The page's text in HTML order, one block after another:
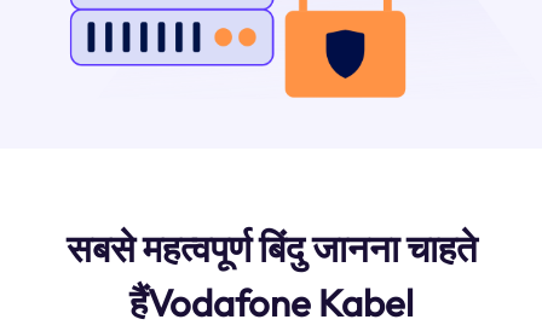
सबसे महत्वपूर्ण बिंदु जानना चाहते
हैंVodafone Kabel